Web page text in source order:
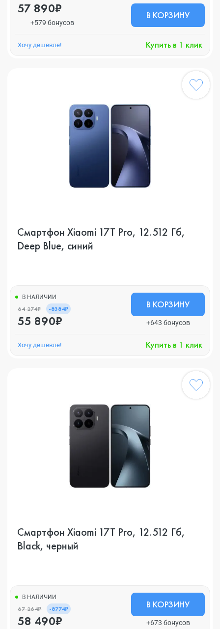
57 890₽
+579 бонусов
В КОРЗИНУ
Хочу дешевле! Купить в 1 клик
Смартфон Xiaomi 17T Pro, 12.512 Гб,
Deep Blue, синий
В НАЛИЧИИ
64 274₽ -8384₽
55 890₽
В КОРЗИНУ
+643 бонусов
Хочу дешевле! Купить в 1 клик
Смартфон Xiaomi 17T Pro, 12.512 Гб,
Black, черный
В НАЛИЧИИ
67 264₽ -8774₽
58 490₽
В КОРЗИНУ
+673 бонусов